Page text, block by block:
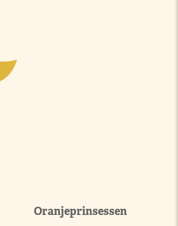
Oranjeprinsessen